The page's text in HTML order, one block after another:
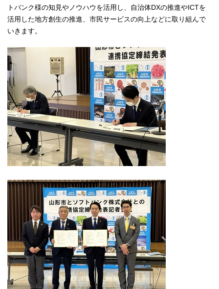
トバンク様の知見やノウハウを活用し、自治体DXの推進やICTを
活用した地方創生の推進、市民サービスの向上などに取り組んで
いきます。